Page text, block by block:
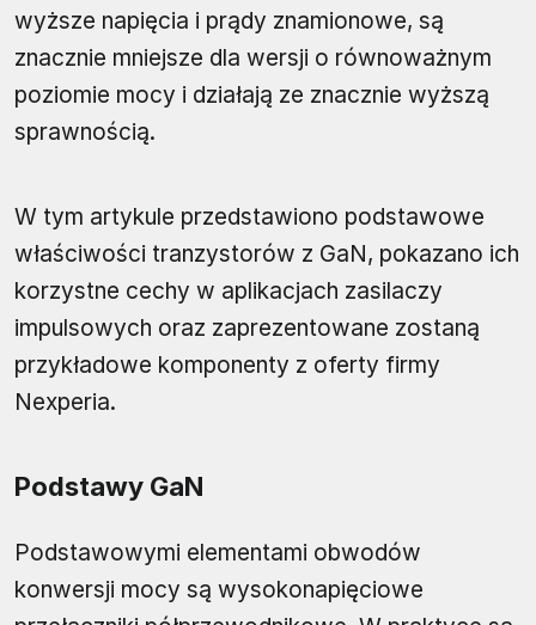
wyższe napięcia i prądy znamionowe, są
znacznie mniejsze dla wersji o równoważnym
poziomie mocy i działają ze znacznie wyższą
sprawnością.
W tym artykule przedstawiono podstawowe
właściwości tranzystorów z GaN, pokazano ich
korzystne cechy w aplikacjach zasilaczy
impulsowych oraz zaprezentowane zostaną
przykładowe komponenty z oferty firmy
Nexperia.
Podstawy GaN
Podstawowymi elementami obwodów
konwersji mocy są wysokonapięciowe